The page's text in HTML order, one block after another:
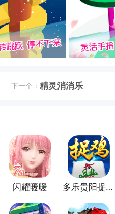
下一个： 精灵消消乐
闪耀暖暖 多乐贵阳捉鸡麻将